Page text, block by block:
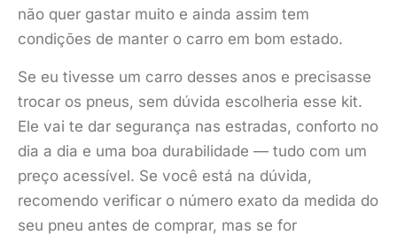
não quer gastar muito e ainda assim tem
condições de manter o carro em bom estado.
Se eu tivesse um carro desses anos e precisasse
trocar os pneus, sem dúvida escolheria esse kit.
Ele vai te dar segurança nas estradas, conforto no
dia a dia e uma boa durabilidade — tudo com um
preço acessível. Se você está na dúvida,
recomendo verificar o número exato da medida do
seu pneu antes de comprar, mas se for